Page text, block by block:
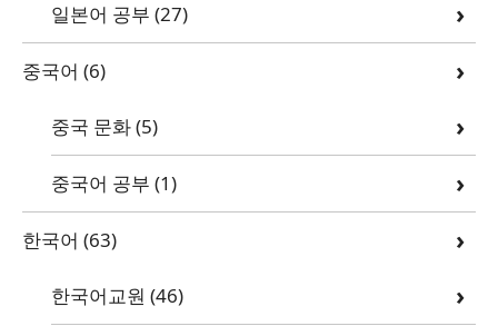
일본어 공부 (27)
중국어 (6)
중국 문화(5)
중국어 공부 (1)
한국어 (63)
한국어교원 (46)